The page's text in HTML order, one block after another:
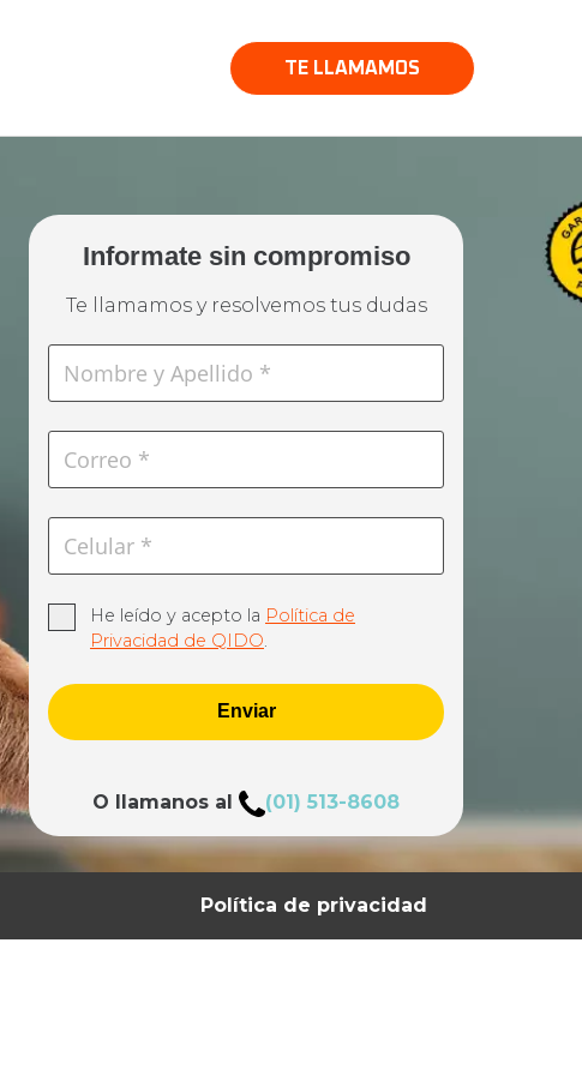
TE LLAMAMOS
Informate sin compromiso
Te llamamos y resolvemos tus dudas
He leído y acepto la Política de
Privacidad de QIDO.
Enviar
O llamanos al (01) 513-8608
Política de privacidad